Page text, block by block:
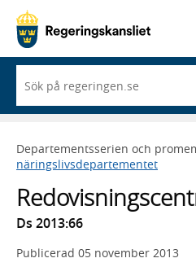
du
börjar
skriva
framträder
en
med
sökförslag
Departementsserien och
näringslivsdepartementet
Ds 2013:66
Publicerad 05 november 2013